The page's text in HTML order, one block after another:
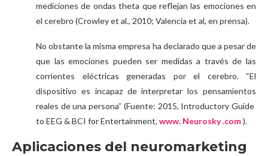
mediciones de ondas theta que reflejan las emociones en
el cerebro (Crowley et al., 2010; Valencia et al, en prensa).
No obstante la misma empresa ha declarado que a pesar de
que las emociones pueden ser medidas a través de las
corrientes eléctricas generadas por el cerebro. “El
dispositivo es incapaz de interpretar los pensamientos
reales de una persona” (Fuente: 2015, Introductory Guide
to EEG & BCI for Entertainment, www. Neurosky .com).
Aplicaciones del neuromarketing